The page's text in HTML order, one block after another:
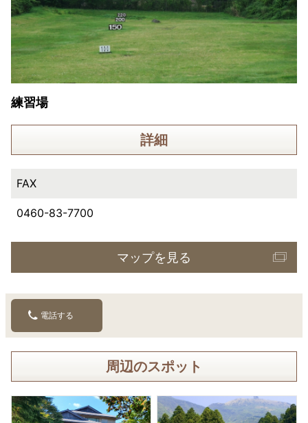
練習場
詳細
FAX
0460-83-7700
マップを見る
電話する
周辺のスポット